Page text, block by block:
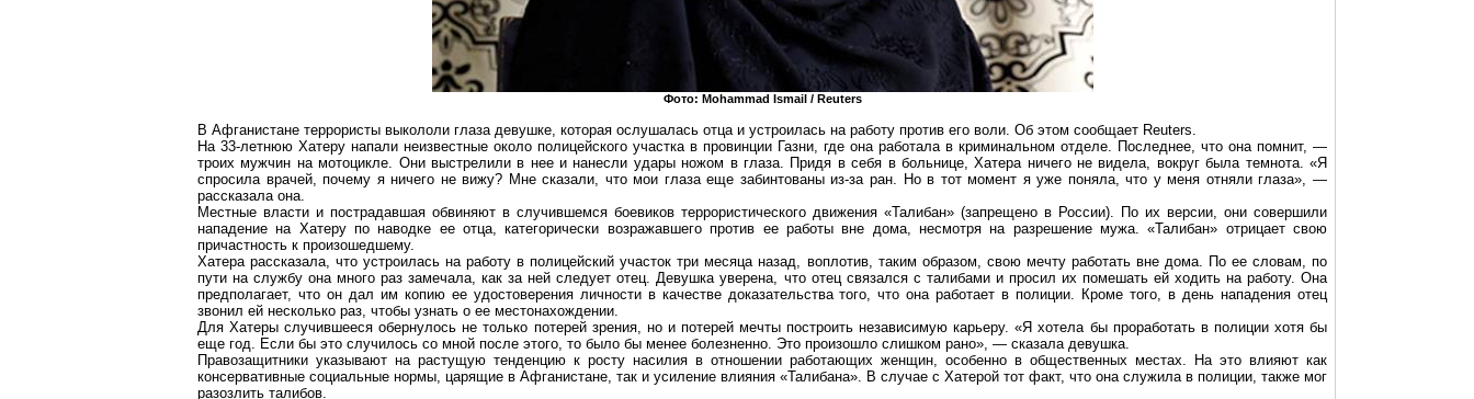
Фото: Mohammad Ismail/ Reuters
В Афганистане террористы выкололи глаза девушке, которая ослушалась отца и устроилась на работу против его воли. Об этом сообщает Reuters.
На 33-летнюю Хатеру напали неизвестные около полицейского участка в провинции Газни, где она работала в криминальном отделе. Последнее, что она помнит, —
троих мужчин на мотоцикле. Они выстрелили в нее и нанесли удары ножом в глаза. Придя в себя в больнице,Хатераничего не видела, вокруг была темнота. «Я
спросила врачей, почему я ничего не вижу? Мне сказали, что мои глаза еще забинтованы из-за ран. Но в тот момент я уже поняла, что у меня отняли глаза», —
рассказала она.
Местные власти и пострадавшая обвиняют в случившемся боевиков террористического движения «Талибан» (запрещено в России). По их версии, они совершили
нападение на Хатерупо наводке ее отца, категорически возражавшего против ее работы вне дома, несмотря на разрешение мужа. «Талибан» отрицает свою
причастность к произошедшему.
Хатерарассказала, что устроилась на работу в полицейский участок три месяца назад, воплотив, таким образом, свою мечту работать вне дома. По ее словам, по
пути на службу она много раз замечала, как за ней следует отец. Девушка уверена, что отец связался с талибами и просил их помешать ей ходить на работу. Она
предполагает, что он дал им копию ее удостоверения личности в качестве доказательства того, что она работает в полиции. Кроме того, в день нападения отец
звонил ей несколько раз, чтобы узнать о ее местонахождении.
ДляХатеры случившееся обернулось не только потерей зрения, но и потерей мечты построить независимую карьеру. «Я хотела бы проработать в полиции хотя бы
еще год. Если бы это случилось со мной после этого, то было бы менее болезненно. Это произошло слишком рано», — сказала девушка.
Правозащитники указывают на растущую тенденцию к росту насилия в отношении работающих женщин, особенно в общественных местах. На это влияют как
консервативные социальные нормы, царящие в Афганистане, так и усиление влияния «Талибана». В случае с Хатерой тот факт, что она служила в полиции, также мог
разозлить талибов.